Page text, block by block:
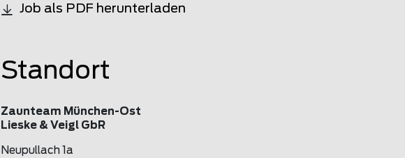
Job als PDF herunterladen
Standort
Zaunteam München-Ost
Lieske & Veigl GbR
Neupullach 1a